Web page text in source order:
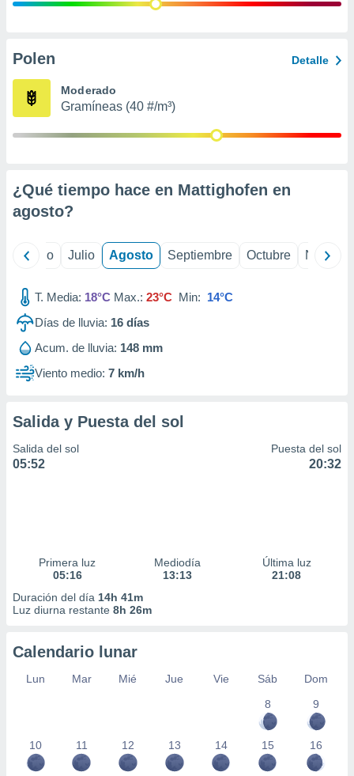
publicidad
de
Polen Detalle
Moderado
Gramíneas (40 #/m³)
¿Qué tiempo hace en Mattighofen en
agosto?
Junio Julio Agosto Septiembre Octubre
T. Media: 18°C Max.: 23°C Min: 14°C
Días de lluvia: 16 días
Acum. de lluvia: 148 mm
Viento medio: 7 km/h
Salida y Puesta del sol
Salida del sol
05:52
Puesta del sol
20:32
Primera luz
05:16
Mediodía
13:13
Última luz
21:08
Duración del día 14h 41m
Luz diurna restante 8h 26m
Calendario lunar
Lun Mar Mié Jue Vie Sáb
Dom
8
9
10 11 12 13 14 15 16